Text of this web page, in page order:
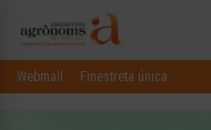
Webmail Finestreta única